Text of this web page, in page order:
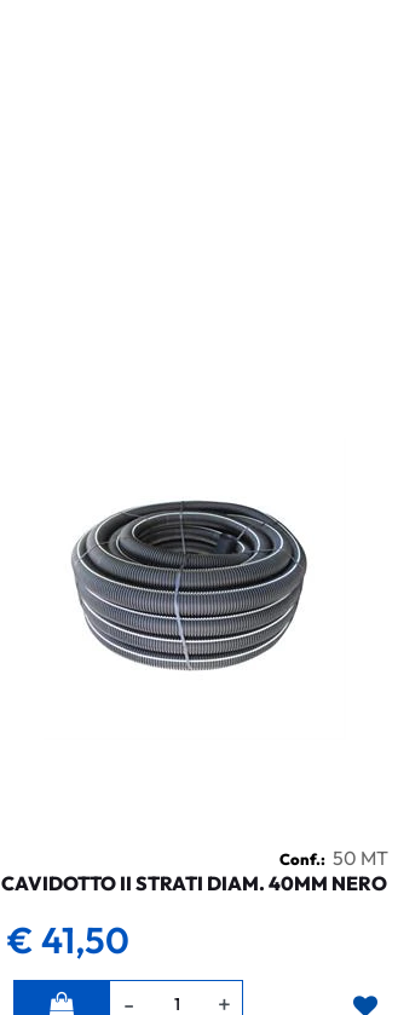
Conf.: 50 MT
CAVIDOTTO II STRATI DIAM. 40MM NERO
€ 41,50
Quantità